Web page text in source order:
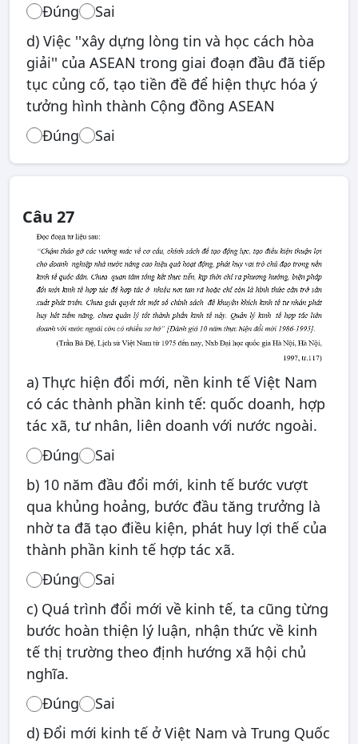
Đúng
Sai
d) Việc ''xây dựng lòng tin và học cách hòa
giải'' của ASEAN trong giai đoạn đầu đã tiếp
tục củng cố, tạo tiền đề để hiện thực hóa ý
tưởng hình thành Cộng đồng ASEAN
Đúng
Sai
Câu 27
a) Thực hiện đổi mới, nền kinh tế Việt Nam
có các thành phần kinh tế: quốc doanh, hợp
tác xã, tư nhân, liên doanh với nước ngoài.
Đúng
Sai
b) 10 năm đầu đổi mới, kinh tế bước vượt
qua khủng hoảng, bước đầu tăng trưởng là
nhờ ta đã tạo điều kiện, phát huy lợi thế của
thành phần kinh tế hợp tác xã.
Đúng
Sai
c) Quá trình đổi mới về kinh tế, ta cũng từng
bước hoàn thiện lý luận, nhận thức về kinh
tế thị trường theo định hướng xã hội chủ
nghĩa.
Đúng
Sai
d) Đổi mới kinh tế ở Việt Nam và Trung Quốc